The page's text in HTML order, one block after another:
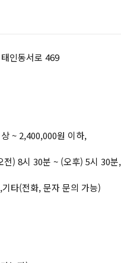
인동서로 469
~ 2,400,000원 이하,
전) 8시 30분 ~ (오후) 5시 30
타(전화, 문자 문의 가능)